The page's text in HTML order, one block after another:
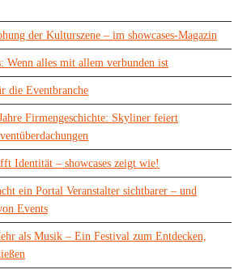
der Kulturszene – im showcases-Magazin
Wenn alles mit allem verbunden ist
die Eventbranche
Firmengeschichte: Skyliner feiert
Identität – showcases zeigt wie!
ein Portal Veranstalter sichtbarer – und
Events
als Musik – Ein Festival zum Entdecken,